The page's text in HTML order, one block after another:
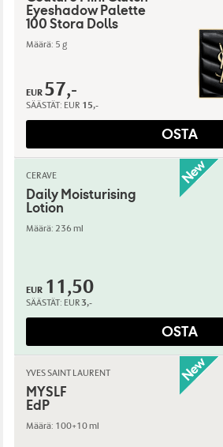
Eyeshadow Palette
100 Stora Dolls
Määrä: 5 g
EUR 57,-
SÄÄSTÄT: EUR 15,-
OSTA
CERAVE
Daily Moisturising
Lotion
Määrä: 236 ml
EUR 11,50
SÄÄSTÄT: EUR3,-
OSTA
YVES SAINT LAURENT
MYSLF
EdP
Määrä: 100+10 ml